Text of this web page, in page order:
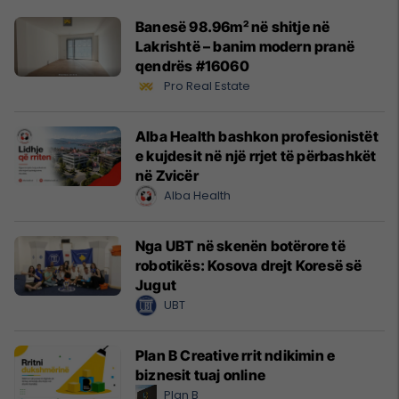
Banesë 98.96m² në shitje në
Lakrishtë – banim modern pranë
qendrës #16060
Pro Real Estate
Alba Health bashkon profesionistët
e kujdesit në një rrjet të përbashkët
në Zvicër
Alba Health
Nga UBT në skenën botërore të
robotikës: Kosova drejt Koresë së
Jugut
UBT
Plan B Creative rrit ndikimin e
biznesit tuaj online
Plan B